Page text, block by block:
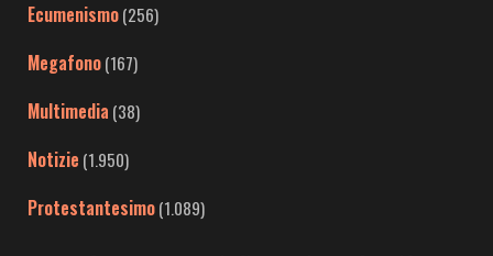
Ecumenismo(256)
Megafono(167)
Multimedia (38)
Notizie (1.950)
Protestantesimo(1.089)